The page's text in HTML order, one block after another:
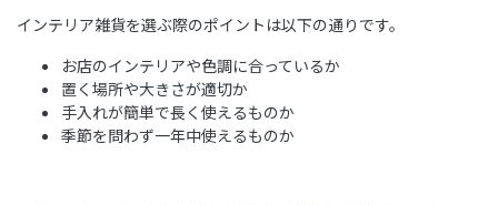
インテリア雑貨を選ぶ際のポイントは以下の通りです。
お店のインテリアや色調に合っているか
置く場所や大きさが適切か
手入れが簡単で長く使えるものか
季節を問わず一年中使えるものか